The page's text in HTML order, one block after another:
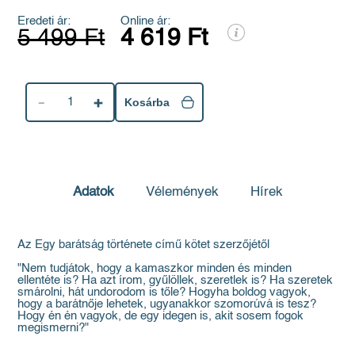
Eredeti ár:
5 499 Ft
Online ár:
4 619 Ft
1 Kosárba
Adatok Vélemények Hírek
Az Egy barátság története című kötet szerzőjétől
"Nem tudjátok, hogy a kamaszkor minden és minden
ellentéte is? Ha azt írom, gyűlöllek, szeretlek is? Ha szeretek
smárolni, hát undorodom is tőle? Hogyha boldog vagyok,
hogy a barátnője lehetek, ugyanakkor szomorúvá is tesz?
Hogy én én vagyok, de egy idegen is, akit sosem fogok
megismerni?"